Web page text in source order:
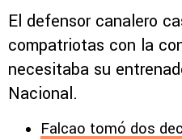
El defensor canalero
compatriotas con la
necesitaba su
Nacional.
Falcao tomó dos